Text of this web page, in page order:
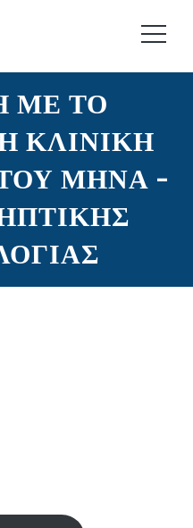
ΜΕ ΤΟ
ΚΛΙΝΙΚΗ
ΜΗΝΑ –